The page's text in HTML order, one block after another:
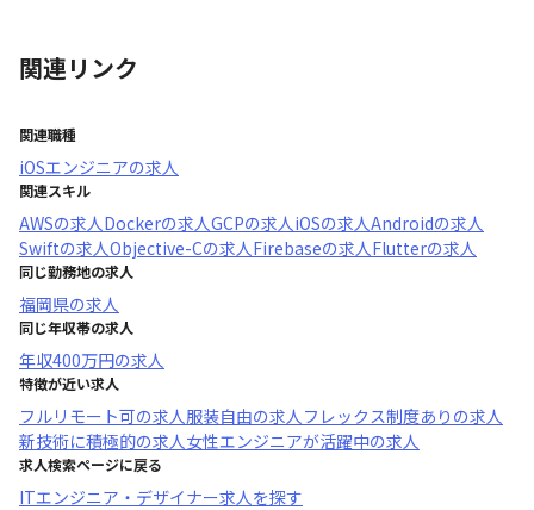
関連リンク
関連職種
iOSエンジニアの求人
関連スキル
AWSの求人Dockerの求人GCPの求人iOSの求人Androidの求人
Swiftの求人Objective-Cの求人Firebaseの求人Flutterの求人
同じ勤務地の求人
福岡県の求人
同じ年収帯の求人
年収400万円の求人
特徴が近い求人
フルリモート可の求人服装自由の求人フレックス制度あり の求人
新技術に積極的の求人女性エンジニアが活躍中の求人
求人検索ページに戻る
ITエンジニア・デザイナー求人を探す